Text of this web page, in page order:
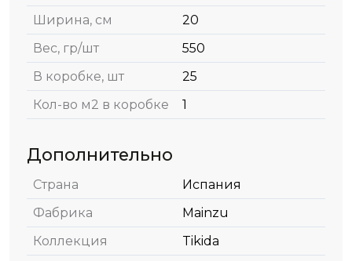
Ширина, см
20
Вес, гр/шт
550
В коробке, шт
25
Кол-во м2 в коробке
1
Дополнительно
Страна
Испания
Фабрика
Mainzu
Коллекция
Tikida